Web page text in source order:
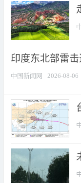
印度东北部雷
中国新闻网 2026-08-06